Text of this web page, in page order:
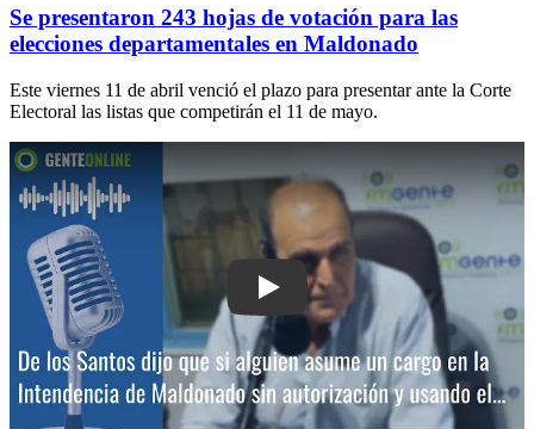
Se presentaron 243 hojas de votación para las
elecciones departamentales en Maldonado
Este viernes 11 de abril venció el plazo para presentar ante la Corte
Electoral las listas que competirán el 11 de mayo.
Play: Óscar de los Santos dijo que la